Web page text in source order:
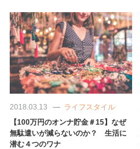
2018.03.13
ライフスタイル
【100万円のオンナ貯金＃15】なぜ
無駄遣いが減らないのか？ 生活に
潜む４つのワナ